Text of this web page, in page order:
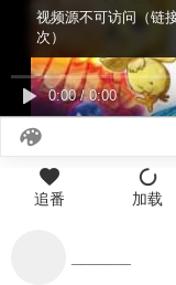
0:00/0:00
视频源不可访问（链
次）
追番 加载